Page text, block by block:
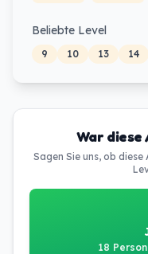
Beliebte Level
9 10 13 14
War
Sagen Sie uns, ob
18